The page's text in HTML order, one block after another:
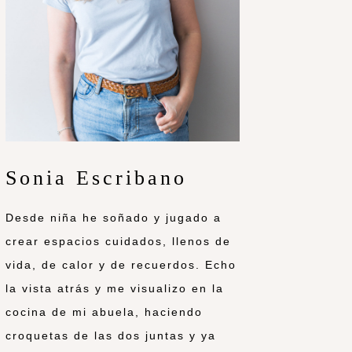
Sonia Escribano
Desde niña he soñado y jugado a
crear espacios cuidados, llenos de
vida, de calor y de recuerdos. Echo
la vista atrás y me visualizo en la
cocina de mi abuela, haciendo
croquetas de las dos juntas y ya